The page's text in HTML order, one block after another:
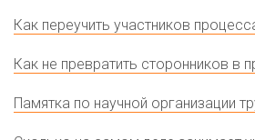
Как переучить участников
Как не превратить сторонников в
Памятка по научной организации